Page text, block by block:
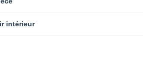
intérieur